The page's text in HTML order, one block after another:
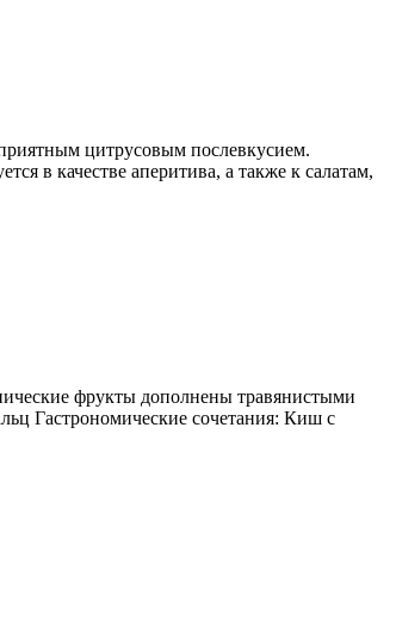
цитрусовым послевкусием.
в качестве аперитива, а также к салатам,
фрукты дополнены травянистыми
Гастрономические сочетания: Киш с